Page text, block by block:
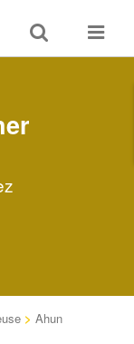
Toggle
search
Toggle
> Ahun